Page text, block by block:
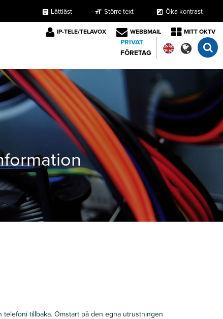
article Lättläst format_size Större text exposure Öka kontrast
IP-TELE/TELAVOX WEBBMAIL MITT OKTV
PRIVAT
FÖRETAG
telefoni tillbaka. Omstart på den egna utrustningen